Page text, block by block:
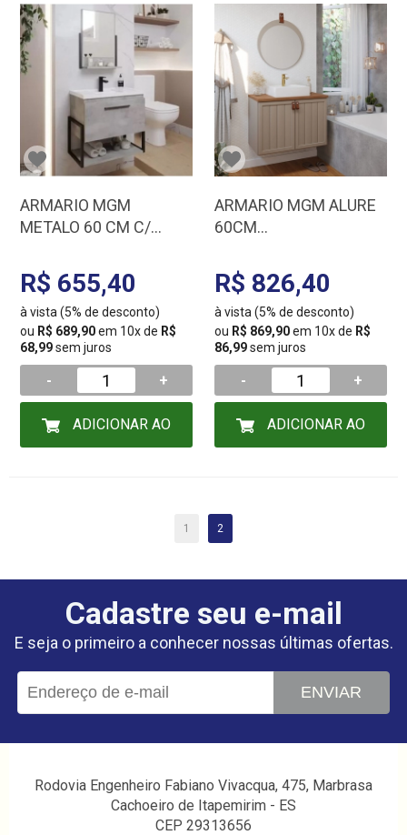
ARMARIO MGM
METALO 60 CM C/
CIMENTO 19189.40
R$ 655,40
à vista (5% de desconto)
ou R$ 689,90em 10x de R$
68,99sem juros
- +
ARMARIO MGM ALURE
60CM
22463.50
R$ 826,40
à vista (5% de desconto)
ou R$ 869,90em 10x de R$
86,99sem juros
- +
1 2
Cadastre seu e-mail
E seja o primeiro a conhecer nossas últimas ofertas.
ENVIAR
Rodovia Engenheiro Fabiano Vivacqua, 475, Marbrasa
Cachoeiro de Itapemirim - ES
CEP 29313656